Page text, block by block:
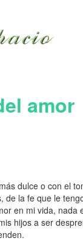
amor
dulce o con el
de la fe que le
en mi vida,
hijos a ser